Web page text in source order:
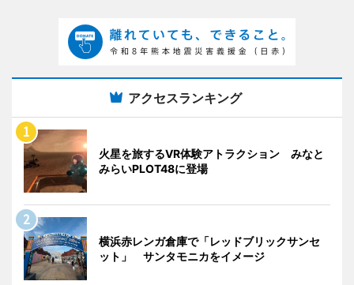
アクセスランキング
火星を旅するVR体験アトラクション みなと
みらいPLOT48に登場
横浜赤レンガ倉庫で「レッドブリックサンセ
ット」 サンタモニカをイメージ